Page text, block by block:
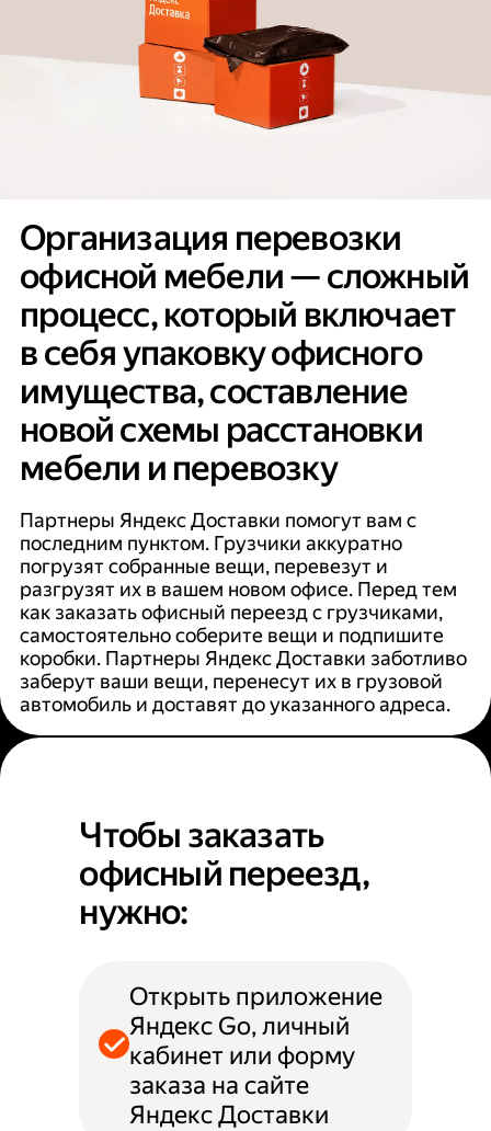
Организация перевозки
офисной мебели — сложный
процесс, который включает
в себя упаковку офисного
имущества, составление
новой схемы расстановки
мебели и перевозку
Партнеры Яндекс Доставки помогут вам с
последним пунктом. Грузчики аккуратно
погрузят собранные вещи, перевезут и
разгрузят их в вашем новом офисе. Перед тем
как заказать офисный переезд с грузчиками,
самостоятельно соберите вещи и подпишите
коробки. Партнеры Яндекс Доставки заботливо
заберут ваши вещи, перенесут их в грузовой
автомобиль и доставят до указанного адреса.
Чтобы заказать
офисный переезд,
нужно:
Открыть приложение
Яндекс Go, личный
кабинет или форму
заказа на сайте
Яндекс Доставки